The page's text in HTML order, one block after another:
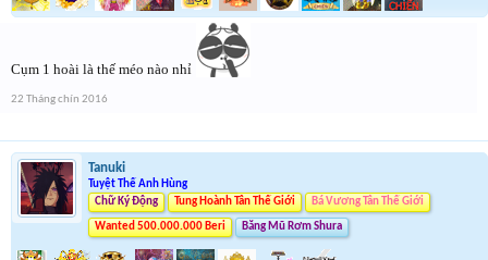
Cụm 1 hoài là thế méo nào nhỉ
22 Tháng chín 2016
Tanuki
Tuyệt Thế Anh Hùng
Chữ Ký Động
Tung Hoành Tân Thế Giới Bá Vương Tân Thế Giới
Wanted 500.000.000 Beri Băng Mũ Rơm Shura